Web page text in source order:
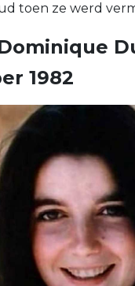
toen ze werd
1982